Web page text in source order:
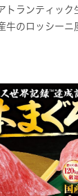
トランティック
牛のロッシーニ
店舗でご堪能く